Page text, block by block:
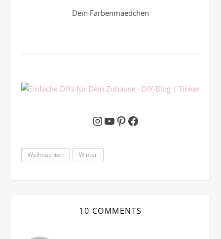
Dein Farbenmaedchen
Instagram
YouTube
Pinterest
Facebook
Weihnachten Winter
10 COMMENTS